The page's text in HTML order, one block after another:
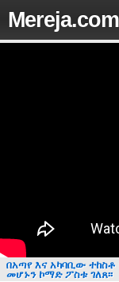
Mereja.com
በአጣየ እና አካባቢው
መሆኑን ኮማድ ፖስቱ ገለጸ፡፡